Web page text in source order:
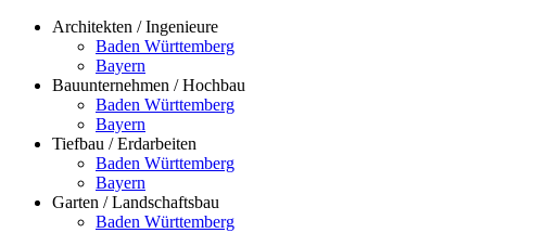
Architekten / Ingenieure
Baden Württemberg
Bayern
Bauunternehmen / Hochbau
Baden Württemberg
Bayern
Tiefbau / Erdarbeiten
Baden Württemberg
Bayern
Garten / Landschaftsbau
Baden Württemberg